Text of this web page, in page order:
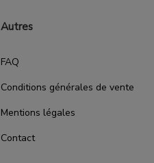
Autres
FAQ
Conditions générales de vente
Mentions légales
Contact